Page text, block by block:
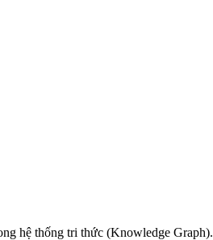
hệ thống tri thức (Knowledge Graph).